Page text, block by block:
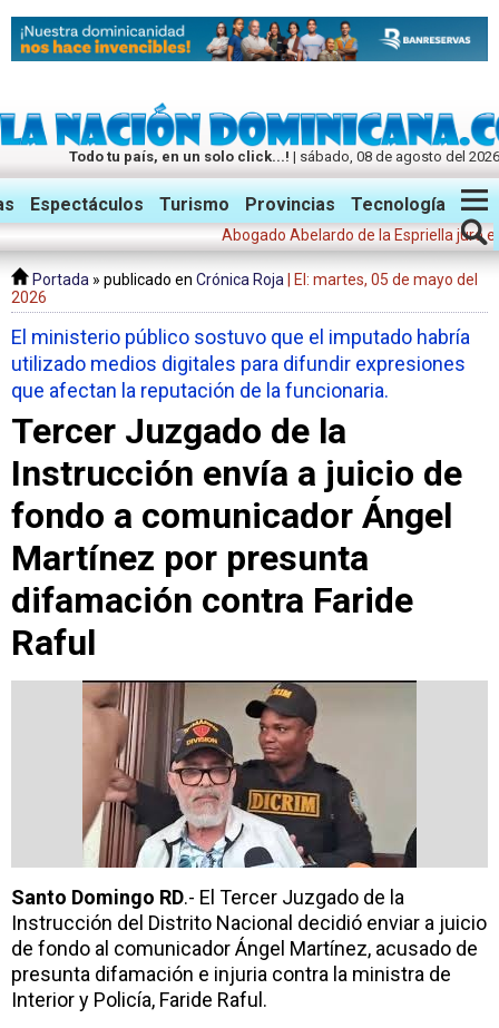
Todo tu país, en un solo click...! | sábado, 08 de agosto del 2026
Twitter Facebook Instagram
Espectáculos Turismo Provincias Tecnología
Abogado Abelardo de la Espriella juró este
Portada » publicado en Crónica Roja
| El: martes, 05 de mayo del
2026
El ministerio público sostuvo que el imputado habría
utilizado medios digitales para difundir expresiones
que afectan la reputación de la funcionaria.
Tercer Juzgado de la
Instrucción envía a juicio de
fondo a comunicador Ángel
Martínez por presunta
difamación contra Faride
Raful
Santo Domingo RD.- El Tercer Juzgado de la
Instrucción del Distrito Nacional decidió enviar a juicio
de fondo al comunicadorÁngel Martínez, acusado de
presunta difamación e injuria contra la ministra de
Interior y Policía, Faride Raful.